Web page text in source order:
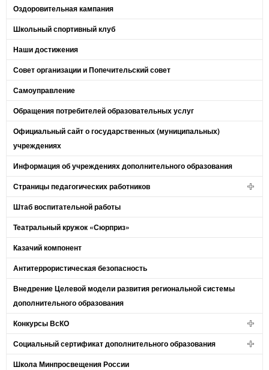
Оздоровительная кампания
Школьный спортивный клуб
Наши достижения
Совет организации и Попечительский совет
Самоуправление
Обращения потребителей образовательных услуг
Официальный сайт о государственных (муниципальных)
учреждениях
Информация об учреждениях дополнительного образования
Страницы педагогических работников
Штаб воспитательной работы
Театральный кружок «Сюрприз»
Казачий компонент
Антитеррористическая безопасность
Внедрение Целевой модели развития региональной системы
дополнительного образования
Конкурсы ВсКО
Социальный сертификат дополнительного образования
Школа Минпросвещения России